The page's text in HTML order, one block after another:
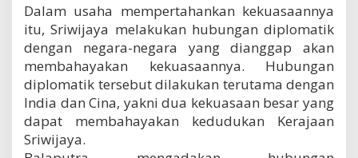
Dalam usaha mempertahankan kekuasaannya
itu, Sriwijaya melakukan hubungan diplomatik
dengan negara-negara yang dianggap akan
membahayakan kekuasaannya. Hubungan
diplomatik tersebut dilakukan terutama dengan
India dan Cina, yakni dua kekuasaan besar yang
dapat membahayakan kedudukan Kerajaan
Sriwijaya.